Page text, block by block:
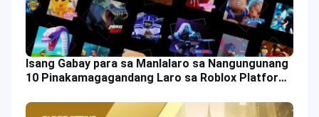
Isang Gabay para sa Manlalaro sa Nangungunang
10 Pinakamagagandang Laro sa Roblox Platform